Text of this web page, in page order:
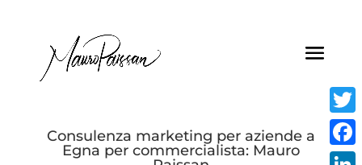
Consulenza marketing per aziende a
Egna per commercialista: Mauro